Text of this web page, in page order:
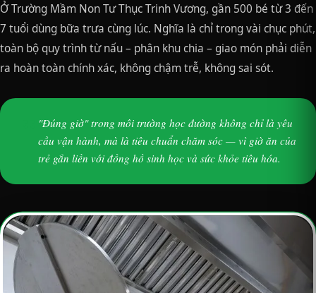
Ở Trường Mầm Non Tư Thục Trinh Vương, gần 500 bé từ 3 đến
7 tuổi dùng bữa trưa cùng lúc. Nghĩa là chỉ trong vài chục phút,
toàn bộ quy trình từ nấu – phân khu chia – giao món phải diễn
ra hoàn toàn chính xác, không chậm trễ, không sai sót.
"Đúng giờ" trong môi trường học đường không chỉ là yêu
cầu vận hành, mà là tiêu chuẩn chăm sóc — vì giờ ăn của
trẻ gắn liền với đồng hồ sinh học và sức khỏe tiêu hóa.